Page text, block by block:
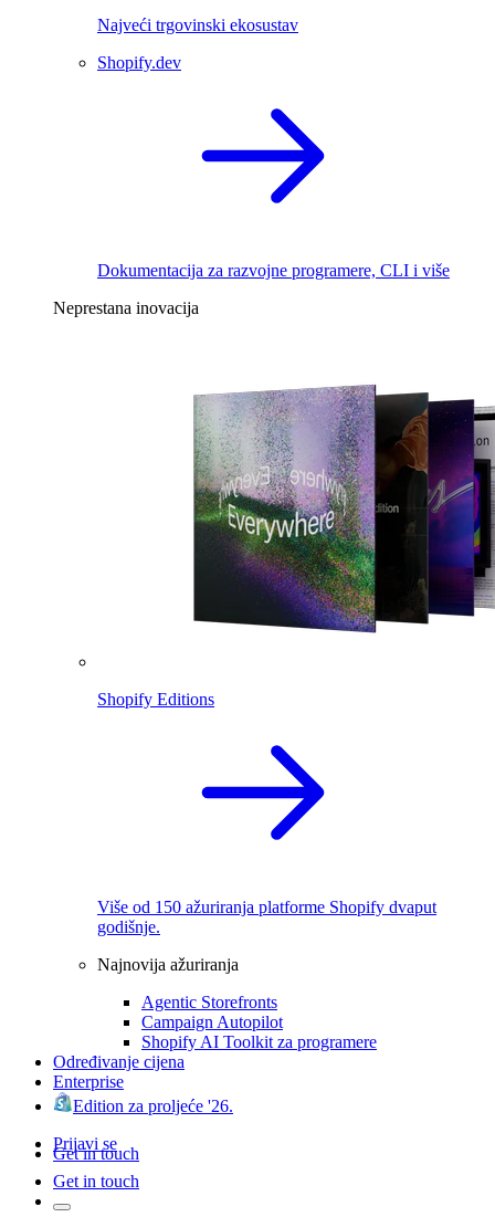
Najveći trgovinski ekosustav
Shopify.dev
Dokumentacija za razvojne programere, CLI i više
Neprestana inovacija
Shopify Editions
Više od 150 ažuriranja platforme Shopify dvaput
godišnje.
Najnovija ažuriranja
Agentic Storefronts
Campaign Autopilot
Shopify AI Toolkit za programere
Određivanje cijena
Enterprise
Edition za proljeće '26.
Prijavi se
Get in touch
Get in touch